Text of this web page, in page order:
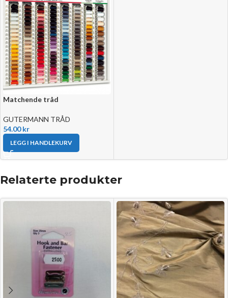
Matchende tråd
GUTERMANN TRÅD
54.00kr
LEGG I HANDLEKURV
Relaterte produkter